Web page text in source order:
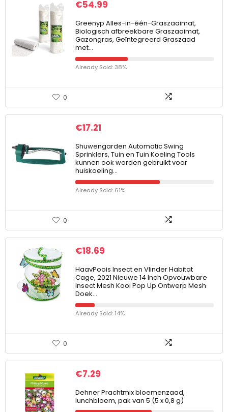
€54.99
Greenyp Alles-in-één-Graszaaimat,
Biologisch afbreekbare Graszaaimat,
Gazongras, Geïntegreerd Graszaad
met…
Already Sold: 38%
0
€17.21
Shuwengarden Automatic Swing
Sprinklers, Tuin en Tuin Koeling Tools
kunnen ook worden gebruikt voor
huiskoeling…
Already Sold: 61%
0
€18.69
HaavPoois Insect en Vlinder Habitat
Cage, 2021 Nieuwe 14 Inch Opvouwbare
Insect Mesh Kooi Pop Up Ontwerp Mesh
Doek…
Already Sold: 14%
0
€7.29
Dehner Prachtmix bloemenzaad,
lunchbloem, pak van 5 (5 x 0,8 g)